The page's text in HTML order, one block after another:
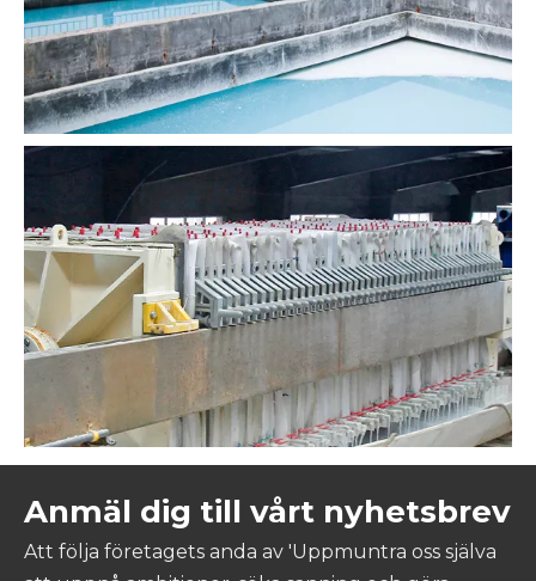
Anmäl dig till vårt nyhetsbrev
Att följa företagets anda av 'Uppmuntra oss själva